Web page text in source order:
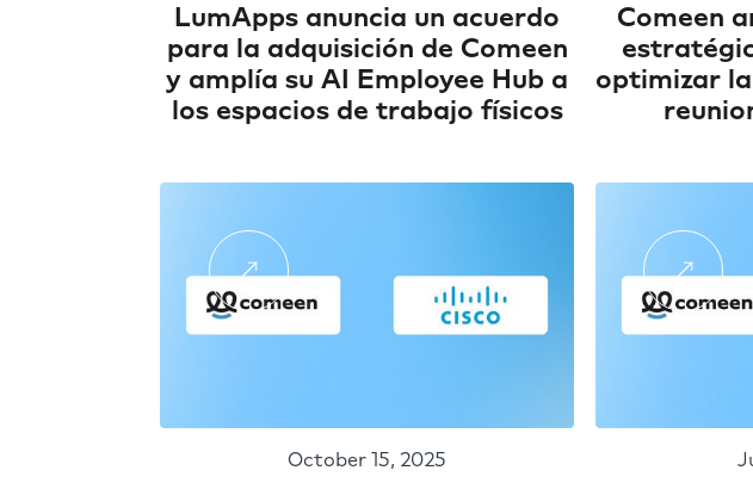
LumApps anuncia un acuerdo
para la adquisición de Comeen
y amplía su AI Employee Hub a
los espacios de trabajo físicos
Comeen
optimizar
October 15, 2025